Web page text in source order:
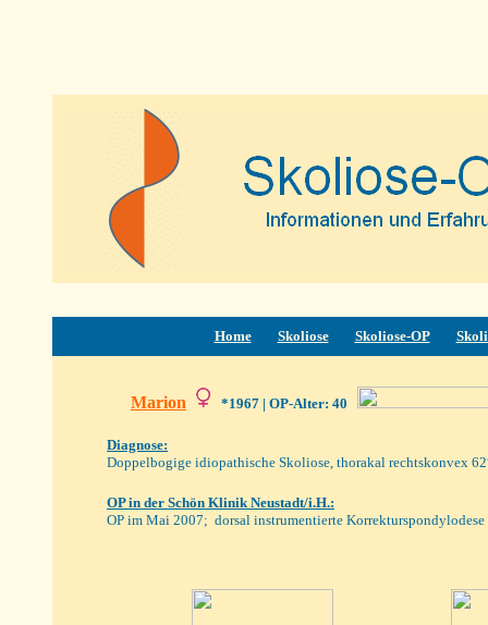
Home Skoliose Skoliose-OP
Marion *1967 | OP-Alter: 40
Diagnose:
Doppelbogige idiopathische Skoliose, thorakal rechtskonvex
OPin der Schön Klinik Neustadt/i.H.:
OP im Mai 2007; dorsal instrumentierte